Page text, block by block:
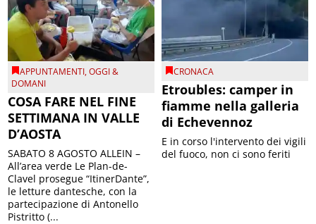
APPUNTAMENTI,OGGI &
DOMANI
COSA FARE NEL FINE
SETTIMANA IN VALLE
D’AOSTA
SABATO 8 AGOSTO ALLEIN –
All’area verde Le Plan-de-
Clavel prosegue “ItinerDante”,
le letture dantesche, con la
partecipazione di Antonello
Pistritto (...
CRONACA
Etroubles: camper in
fiamme nella galleria
di Echevennoz
E in corso l'intervento dei vigili
del fuoco, non ci sono feriti